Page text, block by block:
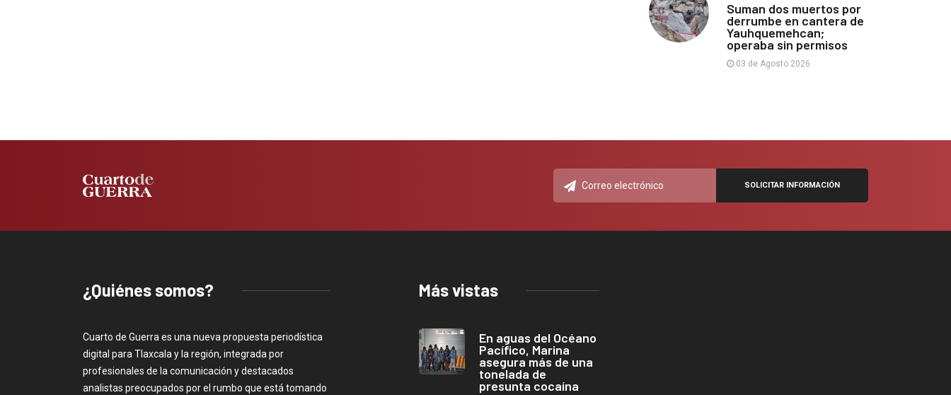
Suman dos muertos por
derrumbe en cantera de
Yauhquemehcan;
operaba sin permisos
03 de Agosto 2026
¿Quiénes somos?
Cuarto de Guerra es una nueva propuesta periodística
digital para Tlaxcala y la región, integrada por
profesionales de la comunicación y destacados
analistas preocupados por el rumbo que está tomando
Más vistas
En aguas del Océano
Pacífico, Marina
asegura más de una
tonelada de
presunta cocaína